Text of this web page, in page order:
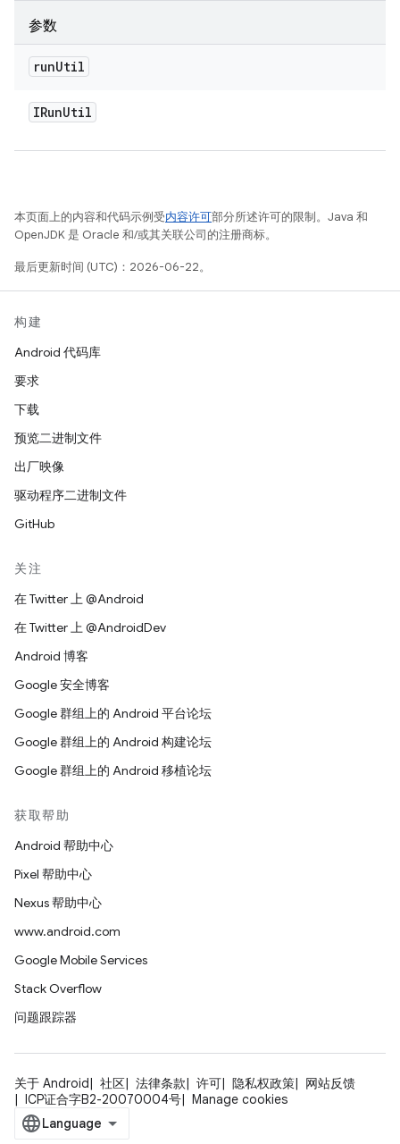
参数
runUtil
IRunUtil
本页面上的内容和代码示例受内容许可部分所述许可的限制。Java 和
OpenJDK 是 Oracle 和/或其关联公司的注册商标。
最后更新时间 (UTC)：2026-06-22。
构建
Android 代码库
要求
下载
预览二进制文件
出厂映像
驱动程序二进制文件
GitHub
关注
在 Twitter 上 @Android
在 Twitter 上 @AndroidDev
Android 博客
Google 安全博客
Google 群组上的 Android 平台论坛
Google 群组上的 Android 构建论坛
Google 群组上的 Android 移植论坛
获取帮助
Android 帮助中心
Pixel 帮助中心
Nexus 帮助中心
www.android.com
Google Mobile Services
Stack Overflow
问题跟踪器
关于 Android 社区 法律条款 许可 隐私权政策
网站反馈
ICP证合字B2-20070004号
Manage cookies